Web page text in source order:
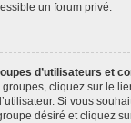
un forum privé.
d’utilisateurs et
cliquez sur le
Si vous
désiré et cliquez